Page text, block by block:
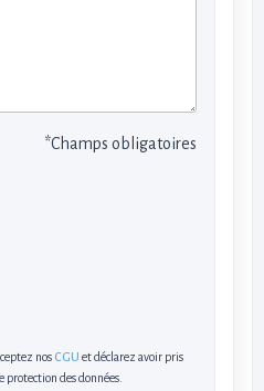
*Champs obligatoires
nos CGU et déclarez avoir pris
protection des données.